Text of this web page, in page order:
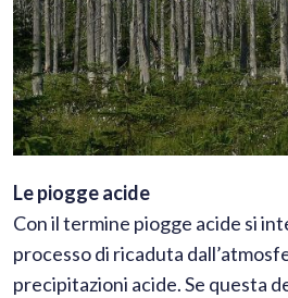
Le piogge acide
Con il termine piogge acide si
processo di ricaduta
precipitazioni acide. Se questa